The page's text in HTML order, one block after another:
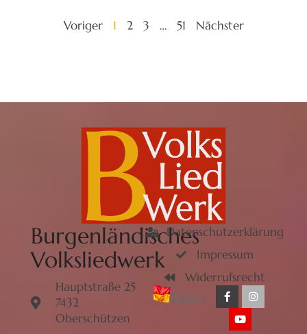
Voriger 1 2 3 … 51 Nächster
Burgenländisches
Volksliedwerk
Hauptstraße 25
7432
Oberschützen
Datenschutzerklärung
Impressum
Widerrufsrecht